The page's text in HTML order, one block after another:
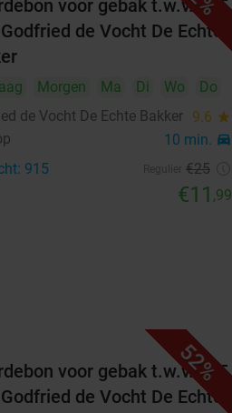
voor gebak t.w.v. €25
de Vocht De Echte
Morgen Ma Di Wo
Do
de Vocht De Echte Bakker 9.6 star
10 min. directions_car
915 €25
€11 ,99
52%
voor gebak t.w.v. €25
de Vocht De Echte